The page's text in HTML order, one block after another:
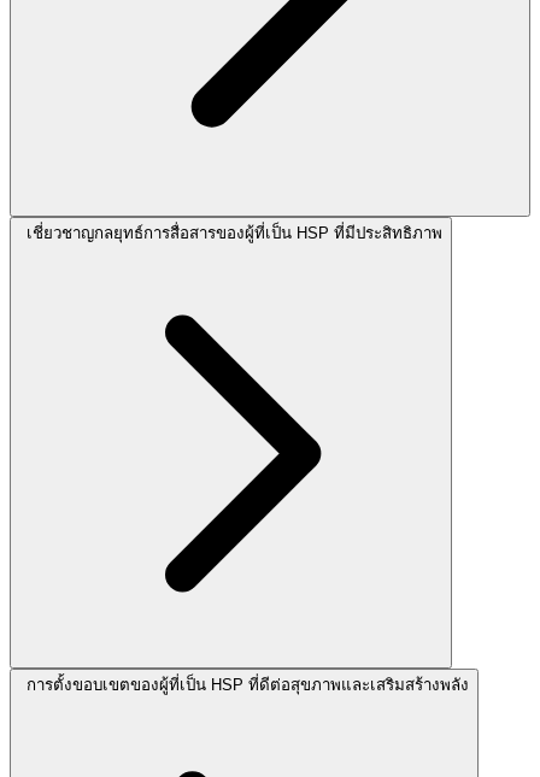
เชี่ยวชาญกลยุทธ์การสื่อสารของผู้ที่เป็น HSP ที่มีประสิทธิภาพ
การตั้งขอบเขตของผู้ที่เป็น HSP ที่ดีต่อสุขภาพและเสริมสร้างพลัง